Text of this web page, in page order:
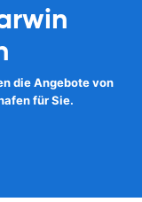
die Angebote von
für Sie.